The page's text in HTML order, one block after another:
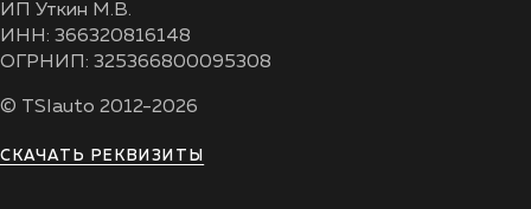
ИП Уткин М.В.
ИНН: 366320816148
ОГРНИП: 325366800095308
© TSIauto 2012-2026
СКАЧАТЬ РЕКВИЗИТЫ